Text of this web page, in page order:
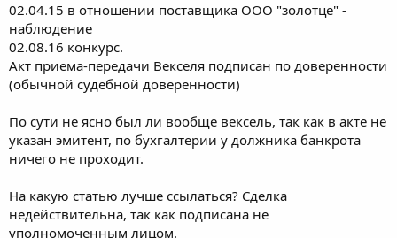
02.04.15 в отношении поставщика ООО "золотце" -
наблюдение
02.08.16 конкурс.
Акт приема-передачи Векселя подписан по доверенности
(обычной судебной доверенности)
По сути не ясно был ли вообще вексель, так как в акте не
указан эмитент, по бухгалтерии у должника банкрота
ничего не проходит.
На какую статью лучше ссылаться? Сделка
недействительна, так как подписана не
уполномоченным лицом.